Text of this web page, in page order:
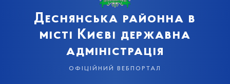
Деснянська районна в
місті Києві державна
адміністрація
офіційний вебпортал